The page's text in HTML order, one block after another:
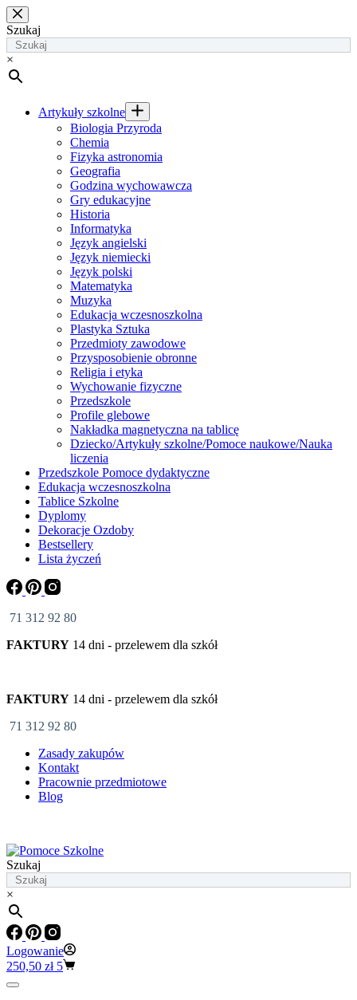
Przejdź
do
treści
Szukaj
×
Artykuły szkolne
Biologia Przyroda
Chemia
Fizyka astronomia
Geografia
Godzina wychowawcza
Gry edukacyjne
Historia
Informatyka
Język angielski
Język niemiecki
Język polski
Matematyka
Muzyka
Edukacja wczesnoszkolna
Plastyka Sztuka
Przedmioty zawodowe
Przysposobienie obronne
Religia i etyka
Wychowanie fizyczne
Przedszkole
Profile glebowe
Nakładka magnetyczna na tablicę
Dziecko/Artykuły szkolne/Pomoce naukowe/Nauka
liczenia
Przedszkole Pomoce dydaktyczne
Edukacja wczesnoszkolna
Tablice Szkolne
Dyplomy
Dekoracje Ozdoby
Bestsellery
Lista życzeń
71 312 92 80
FAKTURY 14 dni - przelewem dla szkół
FAKTURY 14 dni - przelewem dla szkół
71 312 92 80
Zasady zakupów
Kontakt
Pracownie przedmiotowe
Blog
Szukaj
×
Logowanie
Koszyk
250,50 zł 5